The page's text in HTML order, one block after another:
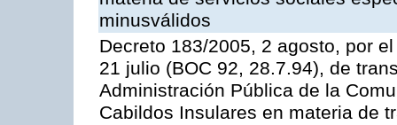
minusválidos
Decreto 183/2005, 2 agosto, por
21 julio (BOC 92, 28.7.94), de
Administración Pública de la
Cabildos Insulares en materia de